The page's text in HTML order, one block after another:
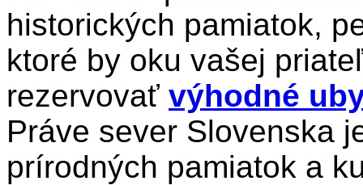
historických pamiatok,
ktoré by oku vašej
rezervovať výhodné
Práve sever Slovenska
prírodných pamiatok a